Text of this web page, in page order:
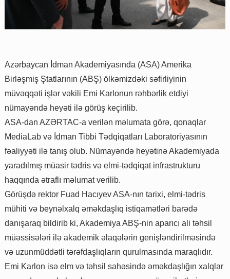
Azərbaycan İdman Akademiyasında (ASA) Amerika
Birləşmiş Ştatlarının (ABŞ) ölkəmizdəki səfirliyinin
müvəqqəti işlər vəkili Emi Karlonun rəhbərlik etdiyi
nümayəndə heyəti ilə görüş keçirilib.
ASA-dan AZƏRTAC-a verilən məlumata görə, qonaqlar
MediaLab və İdman Tibbi Tədqiqatları Laboratoriyasının
fəaliyyəti ilə tanış olub. Nümayəndə heyətinə Akademiyada
yaradılmış müasir tədris və elmi-tədqiqat infrastrukturu
haqqında ətraflı məlumat verilib.
Görüşdə rektor Fuad Hacıyev ASA-nın tarixi, elmi-tədris
mühiti və beynəlxalq əməkdaşlıq istiqamətləri barədə
danışaraq bildirib ki, Akademiya ABŞ-nin aparıcı ali təhsil
müəssisələri ilə akademik əlaqələrin genişləndirilməsində
və uzunmüddətli tərəfdaşlıqların qurulmasında maraqlıdır.
Emi Karlon isə elm və təhsil sahəsində əməkdaşlığın xalqlar